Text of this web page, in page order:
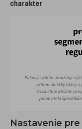
charakter
Nastavenie